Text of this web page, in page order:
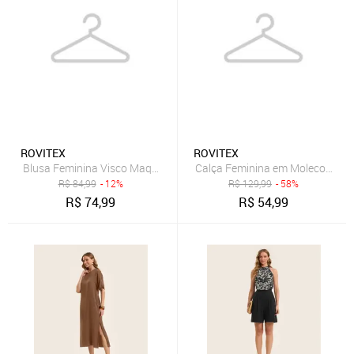
ROVITEX
Blusa Feminina Visco Maquinetado Estampada Rovitex Preto
R$84,99 - 12%
R$74,99
ROVITEX
Calça Feminina em Molecotton
R$129,99 - 58%
R$ 54,99